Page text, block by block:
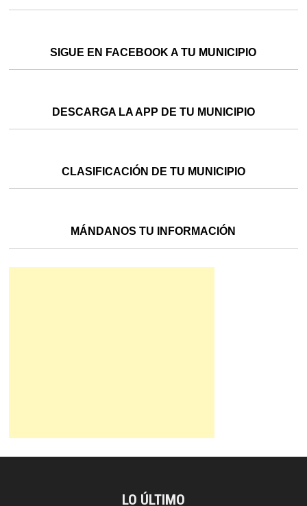
SIGUE EN FACEBOOK A TU MUNICIPIO
DESCARGA LA APP DE TU MUNICIPIO
CLASIFICACIÓN DE TU MUNICIPIO
MÁNDANOS TU INFORMACIÓN
LO ÚLTIMO